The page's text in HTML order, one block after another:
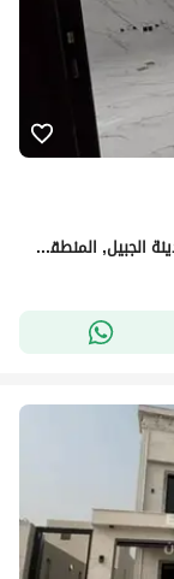
شقة للبيع في شارع الربيع بن اياس, حي الحمراء, مدينة الجبيل, المنطقة الشرقية